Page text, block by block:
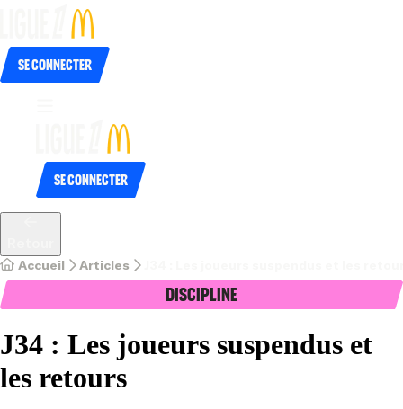
Se connecter
Se connecter
Accueil Articles
Discipline
J34 : Les joueurs suspendus et
les retours